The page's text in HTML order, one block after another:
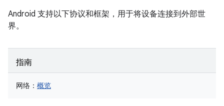
Android 支持以下协议和框架，用于将设备连接到外部世
界。
指南
网络： 概览